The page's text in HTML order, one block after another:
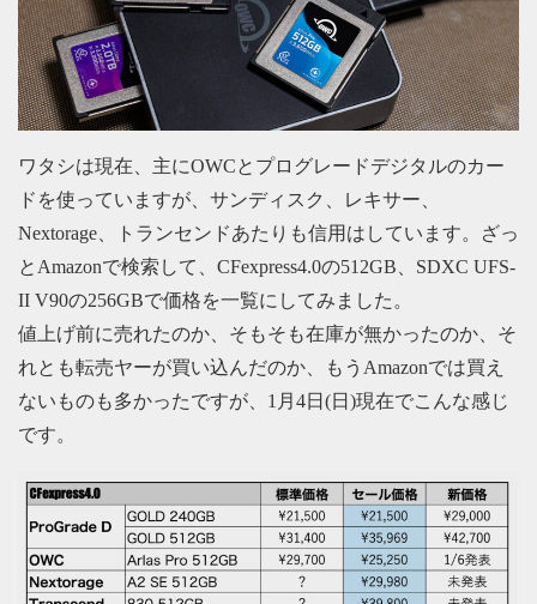
ワタシは現在、主にOWCとプログレードデジタルのカー
ドを使っていますが、サンディスク、レキサー、
Nextorage、トランセンドあたりも信用はしています。ざっ
とAmazonで検索して、CFexpress4.0の512GB、SDXC UFS-
II V90の256GBで価格を一覧にしてみました。
値上げ前に売れたのか、そもそも在庫が無かったのか、そ
れとも転売ヤーが買い込んだのか、もうAmazonでは買え
ないものも多かったですが、1月4日(日)現在でこんな感じ
です。